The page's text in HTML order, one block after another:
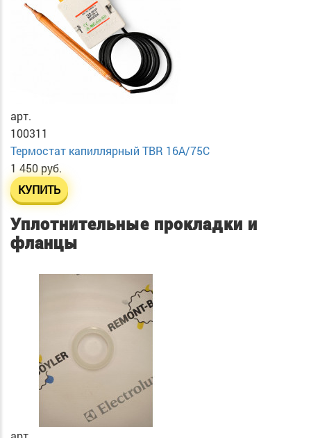
арт.
100311
Термостат капиллярный TBR 16A/75C
1 450 руб.
КУПИТЬ
Уплотнительные прокладки и
фланцы